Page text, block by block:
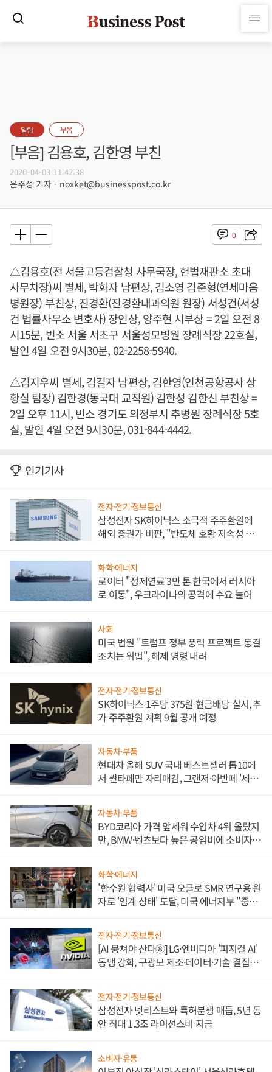
알림 부음
[부음] 김용호, 김한영 부친
2020-04-03 11:42:38
은주성 기자 - noxket@businesspost.co.kr
0
△김용호(전 서울고등검찰청 사무국장, 헌법재판소 초대
사무차장)씨 별세, 박화자 남편상, 김소영 김준형(연세마음
병원장) 부친상, 진경환(진경환내과의원 원장) 서성건(서성
건 법률사무소 변호사) 장인상, 양주현 시부상 = 2일 오전 8
시15분, 빈소 서울 서초구 서울성모병원 장례식장 22호실,
발인 4일 오전 9시30분, 02-2258-5940.
△김지우씨 별세, 김길자 남편상, 김한영(인천공항공사 상
황실 팀장) 김한경(동국대 교직원) 김한성 김한신 부친상 =
2일 오후 11시, 빈소 경기도 의정부시 추병원 장례식장 5호
실, 발인 4일 오전 9시30분, 031-844-4442.
인기기사
전자·전기·정보통신
삼성전자 SK하이닉스 소극적 주주환원에
해외 증권가 비판, "반도체 호황 지속성 의
화학·에너지
로이터 "정제연료 3만 톤 한국에서 러시아
로 이동", 우크라이나의 공격에 수요 늘어
사회
미국 법원 "트럼프 정부 풍력 프로젝트 동결
조치는 위법", 해제 명령 내려
전자·전기·정보통신
SK하이닉스 1주당 375원 현금배당 실시, 추
가 주주환원 계획 9월 공개 예정
자동차·부품
현대차 올해 SUV 국내 베스트셀러 톱10에
서 싼타페만 자리매김, 그랜저·아반떼 '세단
자동차·부품
BYD코리아 가격 앞세워 수입차 4위 올랐지
만, BMW·벤츠보다 높은 공임비에 소비자
화학·에너지
'한수원 협력사' 미국 오클로 SMR 연구용 원
자로 '임계 상태' 도달, 미국 에너지부 "중요
전자·전기·정보통신
[AI 뭉쳐야 산다⑧] LG·엔비디아 '피지컬 AI'
동맹 강화, 구광모 제조·데이터·기술 결집
전자·전기·정보통신
삼성전자 넷리스트와 특허분쟁 매듭, 5년 동
안 최대 1.3조 라이선스비 지급
소비자·유통